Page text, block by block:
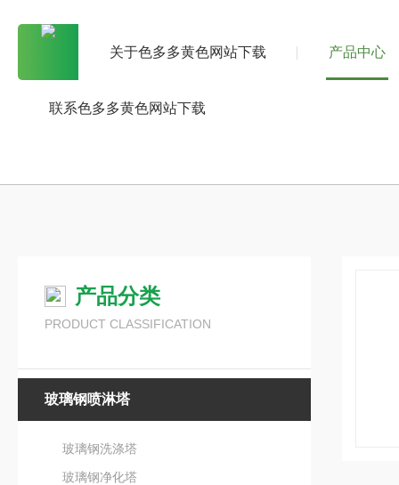
关于色多多黄色网站下载 产品中心
联系色多多黄色网站下载
产品分类
PRODUCT CLASSIFICATION
玻璃钢喷淋塔
玻璃钢洗涤塔
玻璃钢净化塔